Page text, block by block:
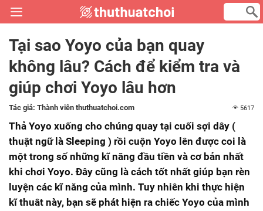
Tại sao Yoyo của bạn quay
không lâu? Cách để kiểm tra và
giúp chơi Yoyo lâu hơn
Tác giả: Thành viên thuthuatchoi.com 5617
Thả Yoyo xuống cho chúng quay tại cuối sợi dây (
thuật ngữ là Sleeping ) rồi cuộn Yoyo lên được coi là
một trong số những kĩ năng đầu tiền và cơ bản nhất
khi chơi Yoyo. Đây cũng là cách tốt nhất giúp bạn rèn
luyện các kĩ năng của mình. Tuy nhiên khi thực hiện
kĩ thuât này, bạn sẽ phát hiện ra chiếc Yoyo của mình